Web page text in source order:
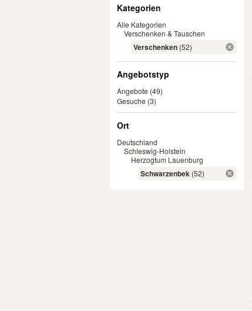
Kategorien
Alle Kategorien
Verschenken & Tauschen
Verschenken (52)
Angebotstyp
Angebote (49)
Gesuche (3)
Ort
Deutschland
Schleswig-Holstein
Herzogtum Lauenburg
Schwarzenbek (52)